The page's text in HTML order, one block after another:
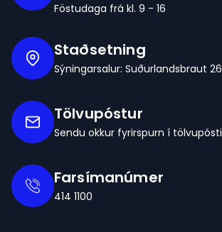
Föstudaga frá kl. 9 - 16
Staðsetning
Sýningarsalur: Suðurlandsbraut 26
Tölvupóstur
Sendu okkur fyrirspurn í tölvupósti
Farsímanúmer
414 1100